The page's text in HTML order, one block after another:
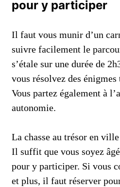
pour y participer
Il faut vous munir d’un
suivre facilement le
s’étale sur une durée de
vous résolvez des
Vous partez également à
autonomie.
La chasse au trésor en
Il suffit que vous soyez
pour y participer. Si vous
et plus, il faut réserver